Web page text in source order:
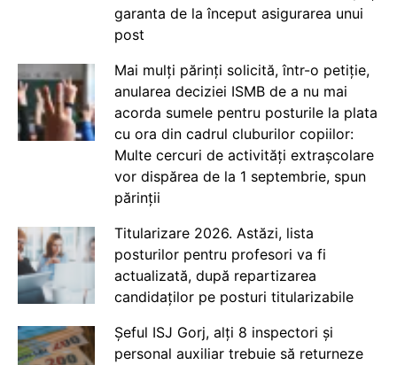
garanta de la început asigurarea unui
post
Mai mulți părinți solicită, într-o petiție,
anularea deciziei ISMB de a nu mai
acorda sumele pentru posturile la plata
cu ora din cadrul cluburilor copiilor:
Multe cercuri de activități extrașcolare
vor dispărea de la 1 septembrie, spun
părinții
Titularizare 2026. Astăzi, lista
posturilor pentru profesori va fi
actualizată, după repartizarea
candidaților pe posturi titularizabile
Șeful ISJ Gorj, alți 8 inspectori și
personal auxiliar trebuie să returneze